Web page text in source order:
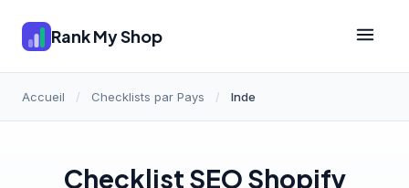
Rank My Shop
Accueil / Checklists par Pays / Inde
Checklist SEO Shopify